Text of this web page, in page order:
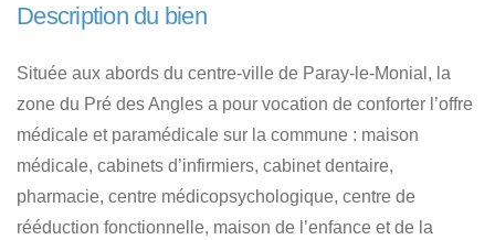
Description du bien
Située aux abords du centre-ville de Paray-le-Monial, la
zone du Pré des Angles a pour vocation de conforter l’offre
médicale et paramédicale sur la commune : maison
médicale, cabinets d’infirmiers, cabinet dentaire,
pharmacie, centre médicopsychologique, centre de
rééduction fonctionnelle, maison de l’enfance et de la